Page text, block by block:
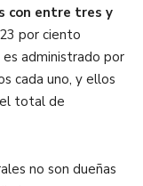
con entre tres y
por ciento
administrado por
cada uno, y ellos
total de
no son dueñas